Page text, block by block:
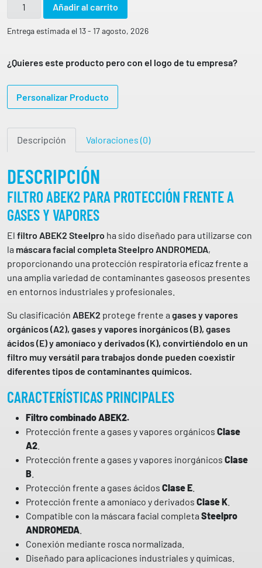
L
O
A
K
P
A
R
A
M
S
C
A
R
A
A
D
R
Ó
E
Añadir al carrito
Entrega estimada el 13 - 17 agosto, 2026
¿Quieres este producto pero con el logo de tu empresa?
Personalizar Producto
Descripción Valoraciones (0)
DESCRIPCIÓN
FILTRO ABEK2 PARA PROTECCIÓN FRENTE A
GASES Y VAPORES
El filtro ABEK2 Steelpro ha sido diseñado para utilizarse con
la máscara facial completa Steelpro ANDROMEDA,
proporcionando una protección respiratoria eficaz frente a
una amplia variedad de contaminantes gaseosos presentes
en entornos industriales y profesionales.
Su clasificación ABEK2 protege frente a gases y vapores
orgánicos (A2), gases y vapores inorgánicos (B), gases
ácidos (E) y amoníaco y derivados (K), convirtiéndolo en un
filtro muy versátil para trabajos donde pueden coexistir
diferentes tipos de contaminantes químicos.
CARACTERÍSTICAS PRINCIPALES
Filtro combinado ABEK2.
Protección frente a gases y vapores orgánicos Clase
A2
Protección frente a gases y vapores inorgánicos Clase
B
Protección frente a gases ácidos Clase E
Protección frente a amoníaco y derivados Clase K
Compatible con la máscara facial completa Steelpro
ANDROMEDA
Conexión mediante rosca normalizada.
Diseñado para aplicaciones industriales y químicas.